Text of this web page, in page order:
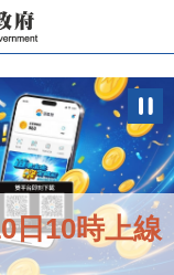
日10時上線